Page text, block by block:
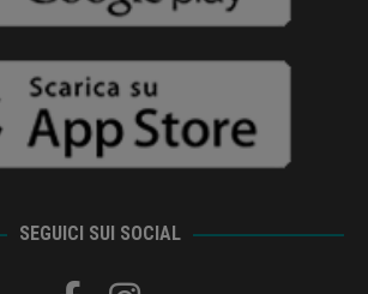
SEGUICI SUI SOCIAL